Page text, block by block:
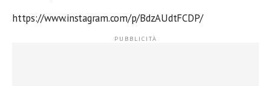
https://www.instagram.com/p/BdzAUdtFCDP/